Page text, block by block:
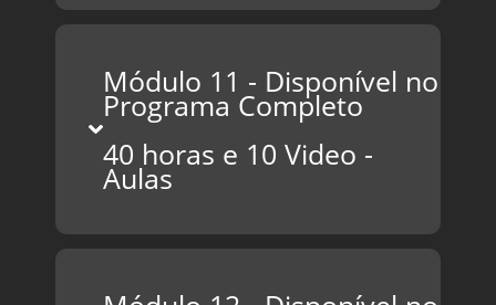
Módulo 11 - Disponível no
Programa Completo
40 horas e 10 Video -
Aulas